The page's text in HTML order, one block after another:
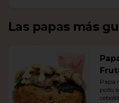
Las papas más
Papa
pollo